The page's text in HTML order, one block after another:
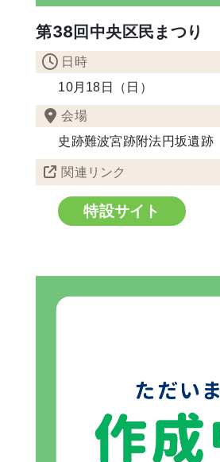
第38回中央区民まつり
日時
10月18日（日）
会場
史跡難波宮跡附法円坂遺跡
関連リンク
特設サイト